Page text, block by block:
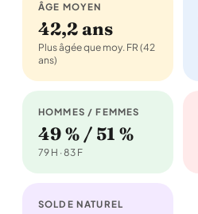
ÂGE MOYEN
42,2 ans
Plus âgée que moy. FR (42
ans)
HOMMES / FEMMES
49 % / 51 %
79 H · 83 F
SOLDE NATUREL